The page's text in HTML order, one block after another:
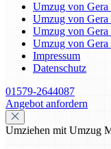
Umzug von Gera
Umzug von
Umzug von
Umzug von Gera
Impressum
Datenschutz
01579-2644087
Angebot anfordern
Umziehen mit Umzug